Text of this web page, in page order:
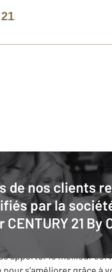
par la
CENTURY 21 By
Avis de nos clients
21 By Ouest:
avis
21 By Ouest
apporter le meilleur